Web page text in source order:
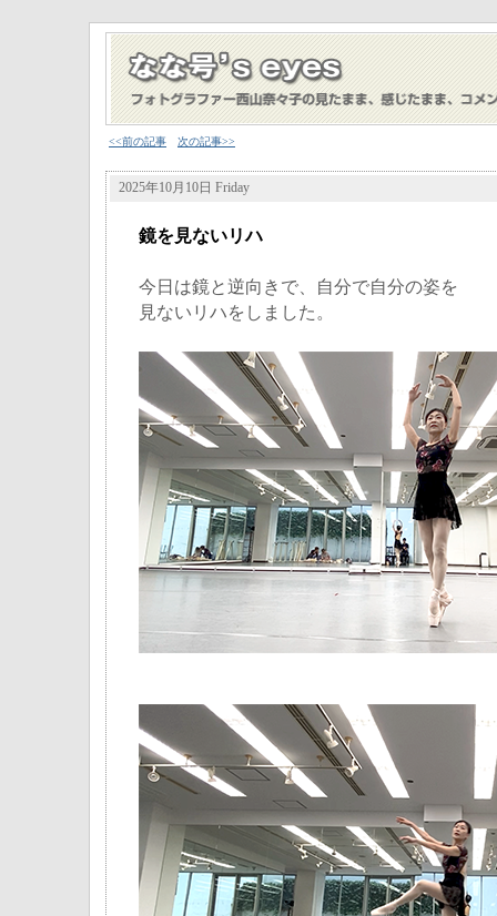
<<前の記事 次の記事>>
2025年10月10日 Friday
鏡を見ないリハ
今日は鏡と逆向きで、自分で自分の姿を
見ないリハをしました。